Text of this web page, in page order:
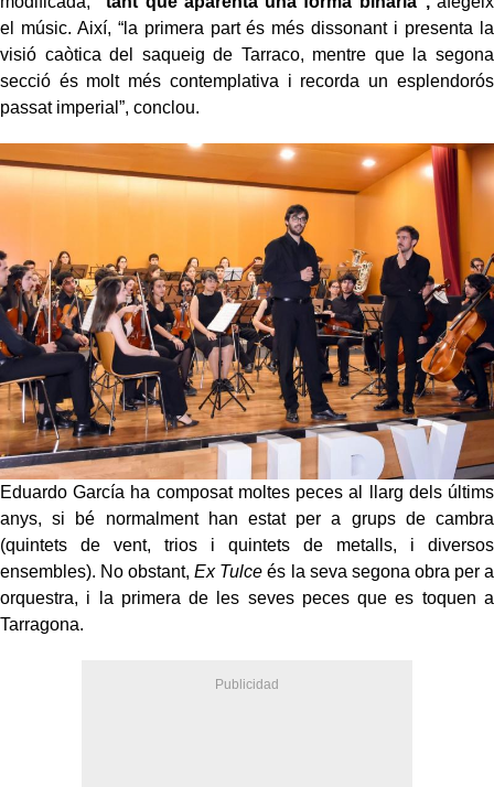
el músic. Així, “la primera part és més dissonant i presenta la
visió caòtica del saqueig de Tarraco, mentre que la segona
secció és molt més contemplativa i recorda un esplendorós
passat imperial”, conclou.
Eduardo García ha composat moltes peces al llarg dels últims
anys, si bé normalment han estat per a grups de cambra
(quintets de vent, trios i quintets de metalls, i diversos
ensembles). No obstant,Ex Tulce és la seva segona obra per a
orquestra, i la primera de les seves peces que es toquen a
Tarragona.